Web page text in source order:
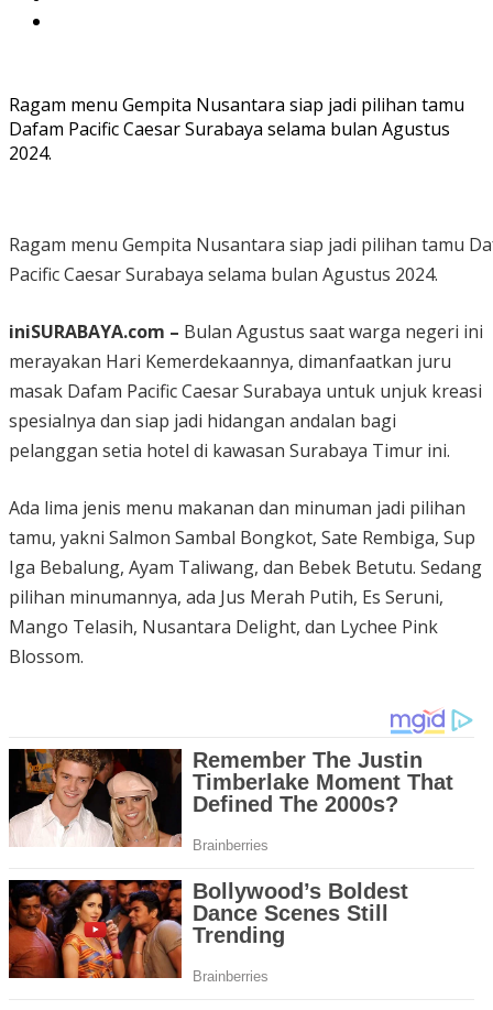
Ragam menu Gempita Nusantara siap jadi pilihan tamu
Dafam Pacific Caesar Surabaya selama bulan Agustus
2024.
Ragam menu Gempita Nusantara siap jadi pilihan tamu
Pacific Caesar Surabaya selama bulan Agustus 2024.
iniSURABAYA.com – Bulan Agustus saat warga negeri ini
merayakan Hari Kemerdekaannya, dimanfaatkan juru
masak Dafam Pacific Caesar Surabaya untuk unjuk kreasi
spesialnya dan siap jadi hidangan andalan bagi
pelanggan setia hotel di kawasan Surabaya Timur ini.
Ada lima jenis menu makanan dan minuman jadi pilihan
tamu, yakni Salmon Sambal Bongkot, Sate Rembiga, Sup
Iga Bebalung, Ayam Taliwang, dan Bebek Betutu. Sedang
pilihan minumannya, ada Jus Merah Putih, Es Seruni,
Mango Telasih, Nusantara Delight, dan Lychee Pink
Blossom.